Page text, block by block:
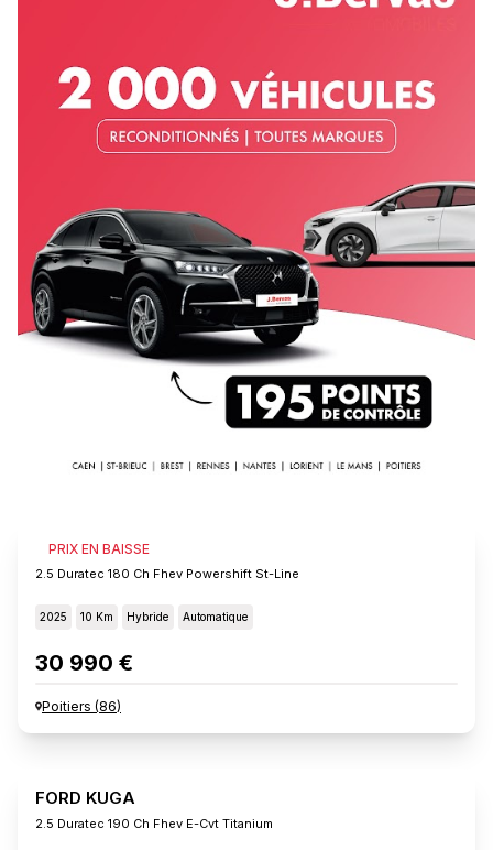
PRIX EN BAISSE
FORD KUGA
2.5 Duratec 180 Ch Fhev Powershift St-Line
2025 10 Km Hybride Automatique
30 990 €
Poitiers (86)
FORD KUGA
2.5 Duratec 190 Ch Fhev E-Cvt Titanium